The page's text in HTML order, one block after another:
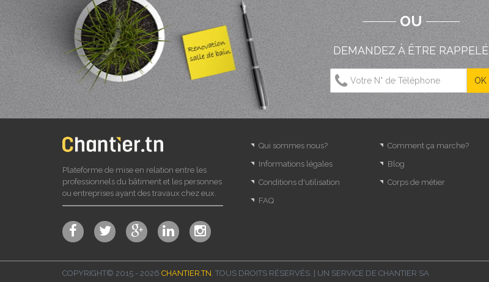
OU
DEMANDEZ À ÊTRE RAPPELÉ
Plateforme de mise en relation entre les
professionnels du bâtiment et les personnes
ou entreprises ayant des travaux chez eux.
Qui sommes nous?
Informations légales
Conditions d'utilisation
FAQ
Comment ça marche?
Blog
Corps de métier
COPYRIGHT© 2015 - 2026 CHANTIER.TN, TOUS DROITS RÉSERVÉS. | UN SERVICE DE CHANTIER SA